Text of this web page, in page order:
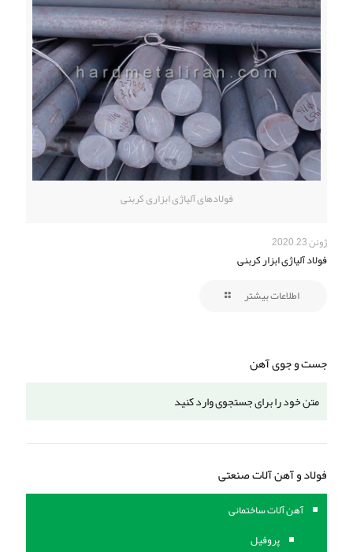
فولادهای آلیاژی ابزاری کربنی
ژوئن 23, 2020
فولاد آلیاژی ابزار کربنی
اطلاعات بیشتر
جست و جوی آهن
فولاد و آهن آلات صنعتی
آهن آلات ساختمانی
پروفیل